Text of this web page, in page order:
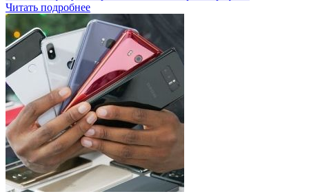
Читать подробнее